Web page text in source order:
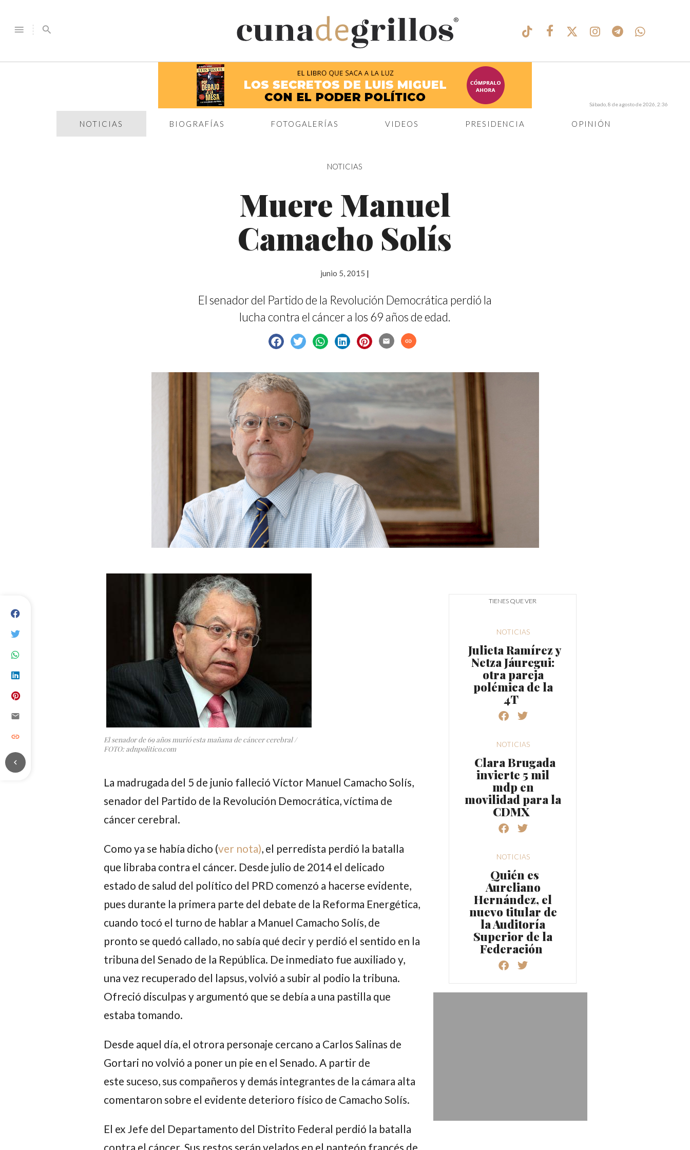
menu search
®
NOTICIAS BIOGRAFÍAS FOTOGALERÍAS VIDEOS PRESIDENCIA OPINIÓN
Sábado, 8 de agosto de 2026, 2:36
email
link
chevron_left
NOTICIAS
Muere Manuel
Camacho Solís
junio 5, 2015 |
El senador del Partido de la Revolución Democrática perdió la
lucha contra el cáncer a los 69 años de edad.
email link
El senador de 69 años murió esta mañana de cáncer cerebral /
FOTO: adnpolitico.com
La madrugada del 5 de junio falleció Víctor Manuel Camacho Solís,
senador del Partido de la Revolución Democrática, víctima de
cáncer cerebral.
Como ya se había dicho (ver nota), el perredista perdió la batalla
que libraba contra el cáncer. Desde julio de 2014el delicado
estado de salud del político del PRD comenzó a hacerse evidente,
pues durante la primera parte del debate de la Reforma Energética,
cuando tocó el turno de hablar a Manuel Camacho Solís, de
pronto se quedó callado, no sabía qué decir y perdió el sentido en la
tribuna del Senado de la República. De inmediato fue auxiliado y,
una vez recuperado del lapsus, volvió a subir al podio la tribuna.
Ofreció disculpas y argumentó que se debía a una pastilla que
estaba tomando.
Desde aquel día, el otrora personaje cercano a Carlos Salinas de
Gortari no volvió a poner un pie en el Senado. A partir de
este suceso, sus compañeros y demás integrantes de la cámara alta
comentaron sobre el evidente deterioro físico de Camacho Solís.
El ex Jefe del Departamento del Distrito Federal perdió la batalla
contra el cáncer. Sus restos serán velados en el panteón francés de
TIENES QUE VER
NOTICIAS
Julieta Ramírez y
Netza Jáuregui:
otra pareja
polémica de la
4T
NOTICIAS
Clara Brugada
invierte 5 mil
mdp en
movilidad para la
CDMX
NOTICIAS
Quién es
Aureliano
Hernández, el
nuevo titular de
la Auditoría
Superior de la
Federación